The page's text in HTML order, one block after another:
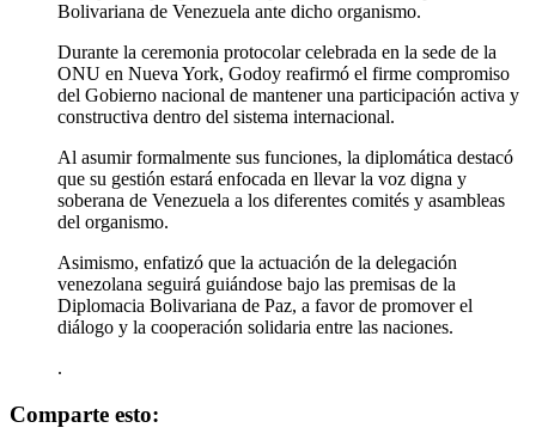
Bolivariana de Venezuela ante dicho organismo.
Durante la ceremonia protocolar celebrada en la sede de la
ONU en Nueva York, Godoy reafirmó el firme compromiso
del Gobierno nacional de mantener una participación activa y
constructiva dentro del sistema internacional.
Al asumir formalmente sus funciones, la diplomática destacó
que su gestión estará enfocada en llevar la voz digna y
soberana de Venezuela a los diferentes comités y asambleas
del organismo.
Asimismo, enfatizó que la actuación de la delegación
venezolana seguirá guiándose bajo las premisas de la
Diplomacia Bolivariana de Paz, a favor de promover el
diálogo y la cooperación solidaria entre las naciones.
.
Comparte esto: